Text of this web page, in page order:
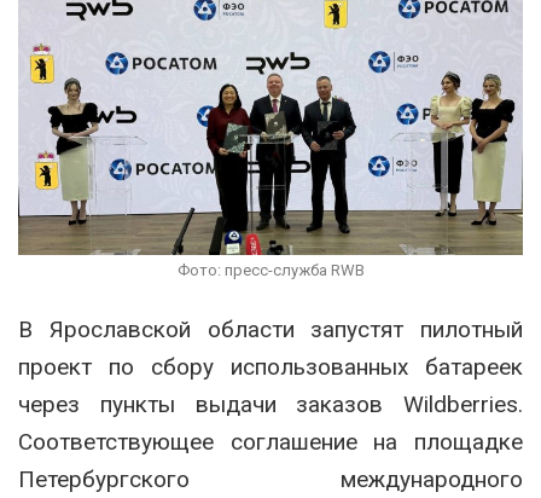
Фото: пресс-служба RWB
В Ярославской области запустят пилотный
проект по сбору использованных батареек
через пункты выдачи заказов Wildberries.
Соответствующее соглашение на площадке
Петербургского международного